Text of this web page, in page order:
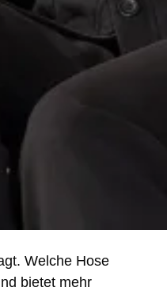
Welche Hose
bietet mehr